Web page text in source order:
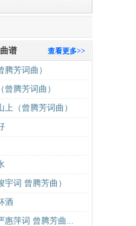
查看更多>>
谱
腾芳词曲）
曾腾芳词曲）
上（曾腾芳词曲）
宇词 曾腾芳曲）
酒
惠萍词 曾腾芳曲...